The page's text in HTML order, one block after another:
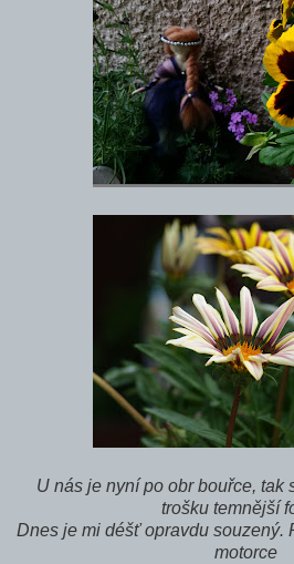
U nás je nyní po obr bouřce, tak
trošku temnější
Dnes je mi déšť opravdu souzený.
motorce